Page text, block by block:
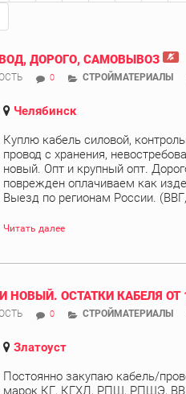
ДОРОГО, САМОВЫВОЗ
0 СТРОЙМАТЕРИАЛЫ
Челябинск
Куплю кабель силовой,
провод с хранения,
новый. Опт и крупный опт.
поврежден оплачиваем как
Выезд по регионам России.
Читать далее
НОВЫЙ. ОСТАТКИ КАБЕЛЯ ОТ
0 СТРОЙМАТЕРИАЛЫ
Златоуст
Постоянно закупаю кабель/
марок КГ, КГХЛ, РПШ, РПШЭ,